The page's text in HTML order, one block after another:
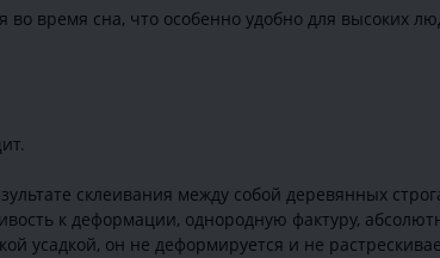
время сна, что особенно удобно для высоких
склеивания между собой деревянных
к деформации, однородную фактуру,
усадкой, он не деформируется и не